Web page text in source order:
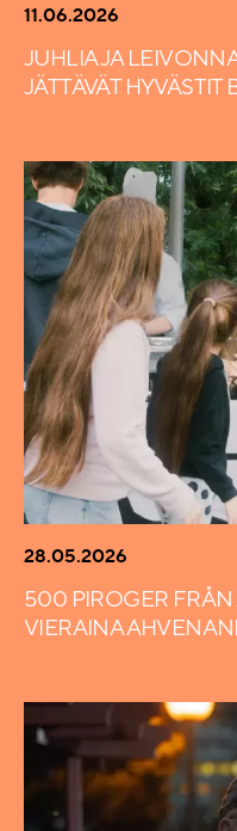
11.06.2026
JUHLIA JA
JÄTTÄVÄT
28.05.2026
500 PIROGER
VIERAINA